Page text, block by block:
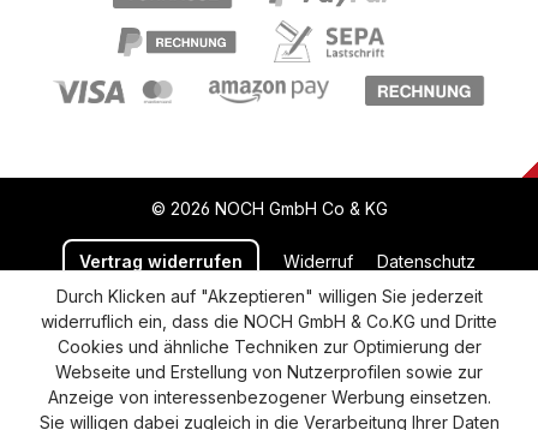
© 2026 NOCH GmbH Co & KG
Vertrag widerrufen Widerruf Datenschutz
Versand und Zahlung AGB
Impressum
Cookie-Einstellungen
Barrierefreiheitserklärung
Durch Klicken auf "Akzeptieren" willigen Sie jederzeit
widerruflich ein, dass die NOCH GmbH & Co.KG und Dritte
Cookies und ähnliche Techniken zur Optimierung der
Webseite und Erstellung von Nutzerprofilen sowie zur
Anzeige von interessenbezogener Werbung einsetzen.
Sie willigen dabei zugleich in die Verarbeitung Ihrer Daten